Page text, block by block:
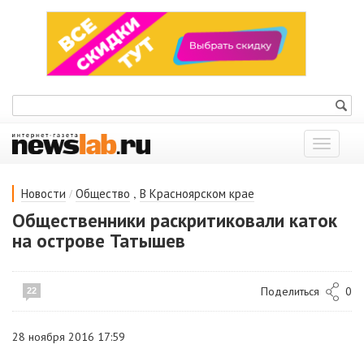
Показать
меню
Новости / Общество , В Красноярском крае
Общественники раскритиковали каток
на острове Татышев
22 Поделиться 0
28 ноября 2016 17:59